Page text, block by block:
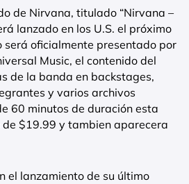
de Nirvana, titulado “Nirvana –
lanzado en los U.S. el próximo
será oficialmente presentado por
Music, el contenido del
de la banda en backstages,
y varios archivos
60 minutos de duración esta
$19.99 y tambien aparecera
el lanzamiento de su último